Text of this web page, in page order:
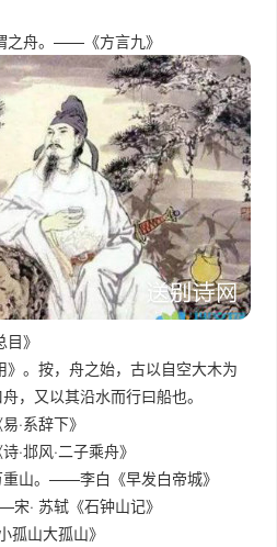
之舟。——《方言九》
》
。按，舟之始，古以自空大木为
，又以其沿水而行曰船也。
·系辞下》
邶风·二子乘舟》
山。——李白《早发白帝城》
· 苏轼《石钟山记》
山大孤山》